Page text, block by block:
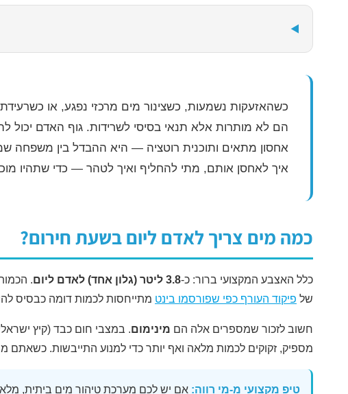
כשהאזעקות נשמעות, כשצינור מים מרכזי נפגע, או
הם לא מותרות אלא תנאי בסיסי לשרידות. גוף האדם יכול
אחסון מתאים ותוכנית רוטציה — היא ההבדל בין משפחה
איך לאחסן אותם, מתי להחליף ואיך לטהר — כדי שתהיו
כמה מים צריך לאדם ליום בשעת חירום?
כלל האצבע המקצועי ברור: כ-3.8 ליטר (גלון אחד) לאדם ליום
של פיקוד העורף כפי שפורסמו בינט מתייחסות לכמות דומה כבסיס
חשוב לזכור שמספרים אלה הם מינימום. במצבי חום כבד (קיץ
מספיק, זקוקים לכמות מלאה ואף יותר כדי למנוע התייבשות.
טיפ מקצועי מ-מי רווה: אם יש לכם מערכת טיהור מים ביתית, מלאו